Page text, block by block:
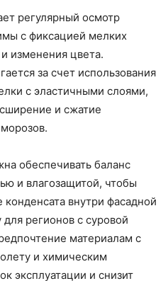
регулярный осмотр
с фиксацией мелких
изменения цвета.
за счет использования
с эластичными слоями,
и сжатие
обеспечивать баланс
и влагозащитой, чтобы
конденсата внутри фасадной
регионов с суровой
материалам с
и химическим
эксплуатации и снизит